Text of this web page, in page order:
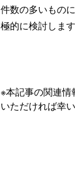
件数の多いもの
極的に検討します
※本記事の関連
いただければ幸